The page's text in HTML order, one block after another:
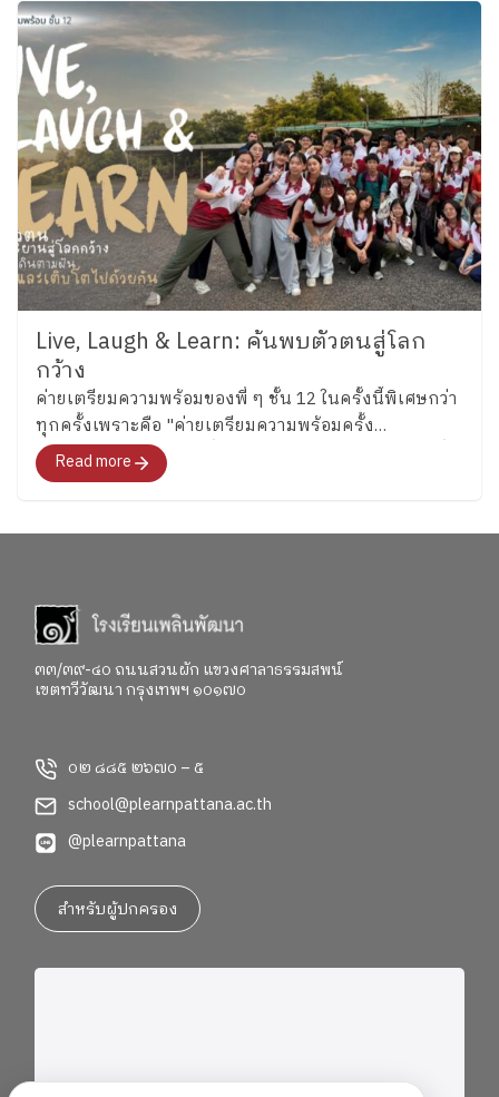
เรือนงาม นักเรียนชั้น 6 โรงเรียนเพลินพัฒนา
Live, Laugh & Learn: ค้นพบตัวตนสู่โลก
กว้าง
ค่ายเตรียมความพร้อมของพี่ ๆ ชั้น 12 ในครั้งนี้พิเศษกว่า
ทุกครั้งเพราะคือ "ค่ายเตรียมความพร้อมครั้ง
สุดท้าย"สำหรับอนาคตที่พวกเขากำลังจะก้าวไปเผชิญที่
จะพาทุกคนไปสำรวจอารมณ์ ความรู้สึก และค้นหาคำ
Read more
๓๓/๓๙-๔๐ ถนนสวนผัก แขวงศาลาธรรมสพน์
เขตทวีวัฒนา กรุงเทพฯ ๑๐๑๗๐
๐๒ ๘๘๕ ๒๖๗๐ – ๕
school@plearnpattana.ac.th
@plearnpattana
สำหรับผู้ปกครอง